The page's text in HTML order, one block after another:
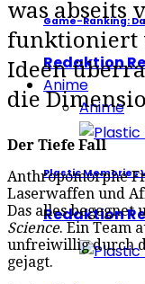
Game-Ranking:
Redaktion
Anime
Anime
Plastic Memories
Redaktion
was abseits
funktioniert
Ideen
die
Der Tiefe Fall
Anthropomorphe
Laserwaffen und
Das alles begegnet
Science. Ein Team
unfreiwillig durch
gejagt.